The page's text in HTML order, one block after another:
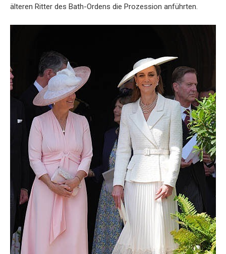
älteren Ritter des Bath-Ordens die Prozession anführten.